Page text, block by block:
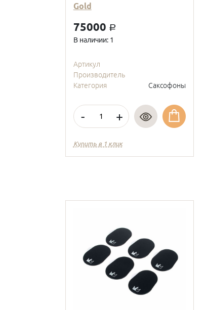
Gold
75000 a
В наличии: 1
Артикул
Производитель
Категория
Саксофоны
- +
Купить в 1 клик